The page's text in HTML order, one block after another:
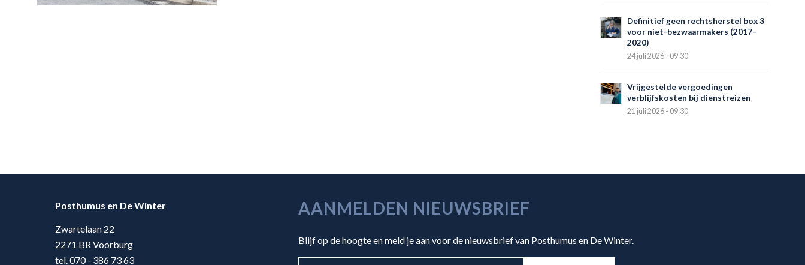
Definitief geen rechtsherstel box 3
voor niet-bezwaarmakers (2017–
2020)
24 juli 2026 - 09:30
Vrijgestelde vergoedingen
verblijfskosten bij dienstreizen
21 juli 2026 - 09:30
Posthumus en De Winter
Zwartelaan 22
2271 BR Voorburg
tel. 070 - 386 73 63
AANMELDEN NIEUWSBRIEF
Blijf op de hoogte en meld je aan voor de nieuwsbrief van Posthumus en De Winter.